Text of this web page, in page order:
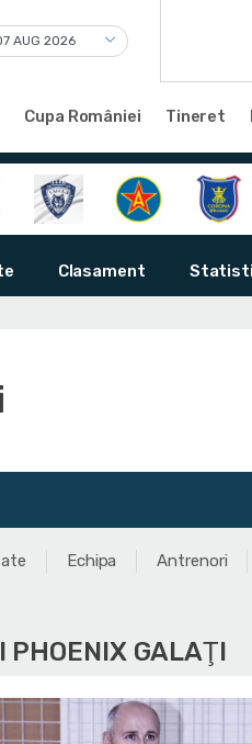
Cupa României Tineret
Clasament
Echipa Antrenori
PHOENIX GALAŢI